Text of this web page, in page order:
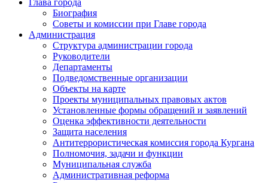
Глава города
Биография
Советы и комиссии при Главе города
Администрация
Структура администрации города
Руководители
Департаменты
Подведомственные организации
Объекты на карте
Проекты муниципальных правовых актов
Установленные формы обращений и заявлений
Оценка эффективности деятельности
Защита населения
Антитеррористическая комиссия города Кургана
Полномочия, задачи и функции
Муниципальная служба
Административная реформа